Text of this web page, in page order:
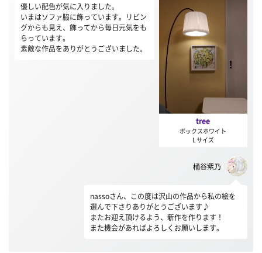
優しい配色が気に入りました。
いまはソファ脇に飾っています。リビン
グからも見え、飾ってから毎日元気をも
らっています。
素敵な作品をありがとうございました。
tree
ボックスホワイト
L サイズ
桶谷紫乃
nassoさん、この度は沢山の作品から私の絵を
選んで下さりありがとうございます♪
またお迎え頂けるよう、新作を作ります！
また機会があればよろしくお願いします。